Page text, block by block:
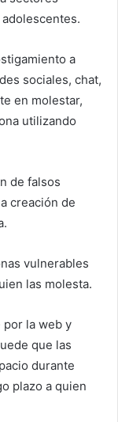
a
sociales, chat,
en molestar,
utilizando
de falsos
creación de
vulnerables
las molesta.
por la web y
que las
durante
plazo a quien